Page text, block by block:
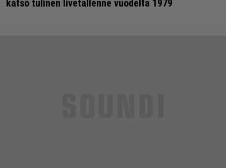
katso tulinen livetallenne vuodelta 1979